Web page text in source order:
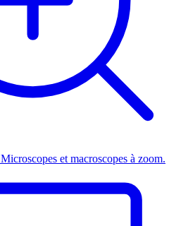
Microscopes et macroscopes à zoom.